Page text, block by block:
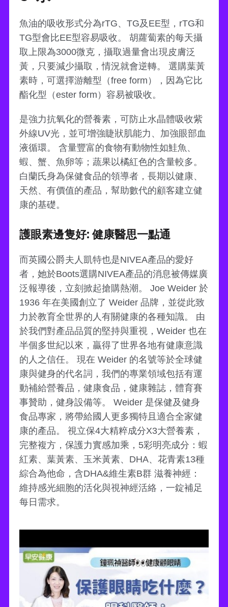
魚油的吸收形式分為rTG、TG及EE型，rTG和
TG型會比EE型容易吸收。 胡蘿蔔素的每天攝
取上限為3000微克，攝取過量會出現皮膚泛
黃，只要減少攝取，情況就會逆轉。 選購葉黃
素時，可選擇游離型（free form），因為它比
酯化型（ester form）容易被吸收。
是強力抗氧化的營養素，可防止水晶體吸收紫
外線UV光，並可增強睫狀肌能力、加強眼部血
液循環。 含量豐富的食物有動物性如鮭魚、
蝦、蟹、魚卵等；蔬果以橘紅色的含量較多。
白蘭氏身為保健食品的領導者，長期以健康、
天然、有價值的產品，幫助數代的顧客建立健
康的基礎。
護眼素邊隻好: 健康醫思一點通
而英國公爵夫人凱特也是NIVEA產品的愛好
者，她於Boots選購NIVEA產品的消息被傳媒廣
泛報導後，立刻掀起搶購熱潮。 Joe Weider 於
1936 年在美國創立了 Weider 品牌，並從此致
力於教育全世界的人有關健康的各種知識。 由
於我們對產品品質的堅持與重視，Weider 也在
半個多世紀以來，贏得了世界各地有健康意識
的人之信任。 現在 Weider 的名號等於全球健
康與健身的代名詞，我們的專業領域包括有運
動補給營養品，健康食品，健康雜誌，體育賽
事贊助，健身設備等。 Weider 是保健及健身
食品專家，將帶給國人更多獨特且適合全家健
康的產品。 視立保4大精粹成分X3大營養素，
完整複方，保護力實感加乘，5彩明亮成分：蝦
紅素、葉黃素、玉米黃素、DHA、花青素13種
綜合為他命，含DHA&維生素B群 滋養神經：
維持感光細胞的活化與視神經活絡，一錠補足
每日需求。